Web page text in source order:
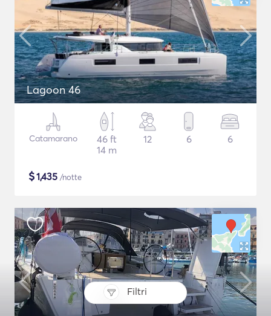
Filtri
Lagoon 46
Catamarano
46 ft
14 m
12 6 6
$1,435 /notte